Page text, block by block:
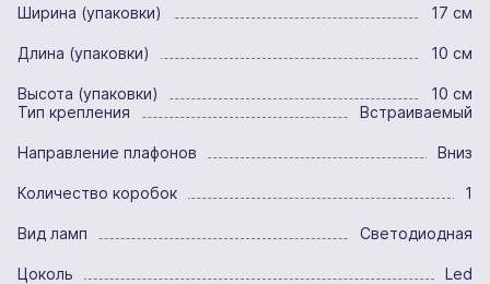
Ширина (упаковки) 17 см
Длина (упаковки) 10 см
Высота (упаковки)
10 см
Тип крепления
Встраиваемый
Направление плафонов Вниз
Количество коробок 1
Вид ламп Светодиодная
Цоколь Led